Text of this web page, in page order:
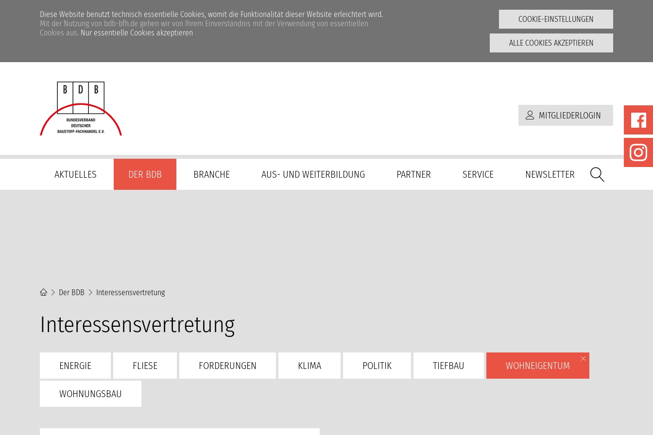
Diese Website benutzt technisch essentielle Cookies, womit die Funktionalität dieser Website erleichtert wird.
Mit der Nutzung von bdb-bfh.de gehen wir von Ihrem Einverständnis mit der Verwendung von essentiellen
Cookies aus. Nur essentielle Cookies akzeptieren
COOKIE-EINSTELLUNGEN
ALLE COOKIES AKZEPTIEREN
überspringen
AKTUELLES DER BDB BRANCHE AUS- UND WEITERBILDUNG PARTNER SERVICE NEWSLETTER
MITGLIEDERLOGIN
Der BDB Interessensvertretung
Interessensvertretung
ENERGIE FLIESE FORDERUNGEN KLIMA POLITIK TIEFBAU WOHNEIGENTUM
WOHNUNGSBAU